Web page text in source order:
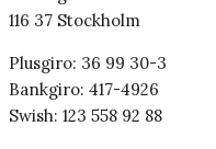
116 37 Stockholm
Plusgiro: 36 99 30-3
Bankgiro: 417-4926
Swish: 123 558 92 88